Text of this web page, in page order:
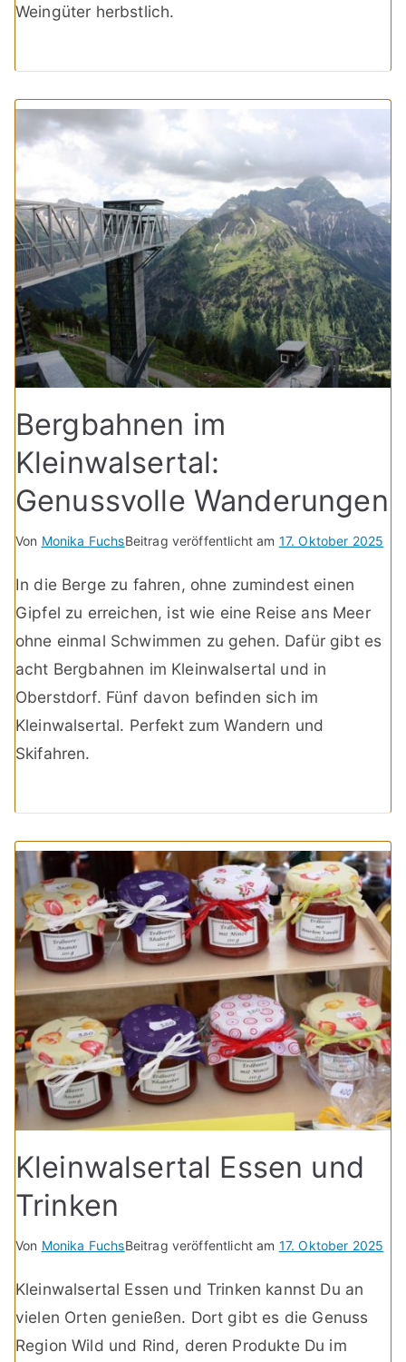
Weingüter herbstlich.
Bergbahnen im
Kleinwalsertal:
Genussvolle Wanderungen
Von Monika FuchsBeitrag veröffentlicht am 17. Oktober 2025
In die Berge zu fahren, ohne zumindest einen
Gipfel zu erreichen, ist wie eine Reise ans Meer
ohne einmal Schwimmen zu gehen. Dafür gibt es
acht Bergbahnen im Kleinwalsertal und in
Oberstdorf. Fünf davon befinden sich im
Kleinwalsertal. Perfekt zum Wandern und
Skifahren.
Kleinwalsertal Essen und
Trinken
Von Monika FuchsBeitrag veröffentlicht am 17. Oktober 2025
Kleinwalsertal Essen und Trinken kannst Du an
vielen Orten genießen. Dort gibt es die Genuss
Region Wild und Rind, deren Produkte Du im